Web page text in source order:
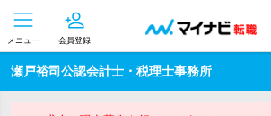
メニュー 会員登録
瀬戸裕司公認会計士・税理士事務所